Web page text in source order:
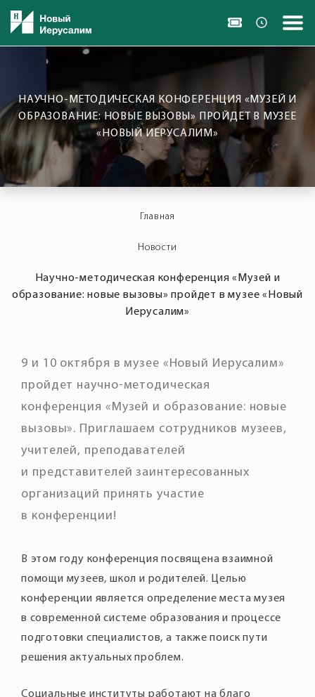
НАУЧНО-МЕТОДИЧЕСКАЯ КОНФЕРЕНЦИЯ «МУЗЕЙ И
ОБРАЗОВАНИЕ: НОВЫЕ ВЫЗОВЫ» ПРОЙДЕТ В МУЗЕЕ
«НОВЫЙ ИЕРУСАЛИМ»
Главная
Новости
Научно-методическая конференция «Музей и
образование: новые вызовы» пройдет в музее «Новый
Иерусалим»
9 и 10 октября в музее «Новый Иерусалим»
пройдет научно-методическая
конференция «Музей и образование: новые
вызовы». Приглашаем сотрудников музеев,
учителей, преподавателей
и представителей заинтересованных
организаций принять участие
в конференции!
В этом году конференция посвящена взаимной
помощи музеев, школ и родителей. Целью
конференции является определение места музея
в современной системе образования и процессе
подготовки специалистов, а также поиск пути
решения актуальных проблем.
Социальные институты работают на благо